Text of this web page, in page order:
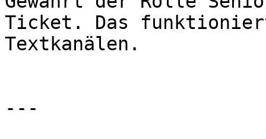
Ticket. Das
Textkanälen.
---